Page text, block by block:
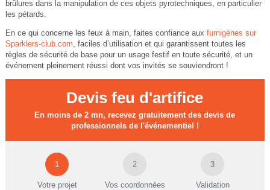
brûlures dans la manipulation de ces objets pyrotechniques, en particulier
les pétards.
En ce qui concerne les feux à main, faites confiance aux fumigènes sur
Sparklers-club.com, faciles d’utilisation et qui garantissent toutes les
règles de sécurité de base pour un usage festif en toute sécurité, et un
événement pleinement réussi dont vos invités se souviendront !
Devis feu d'artifice
En moins de 2 mn, recevez gratuitement des devis de
professionnels de l'événementiel !
1
Votre projet
2
Vos coordonnées
3
Validation